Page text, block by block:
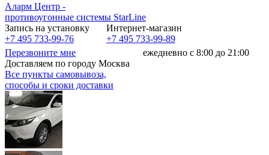
Аларм Центр -
противоугонные системы StarLine
Запись на установку
+7 495 733-99-76
Интернет-магазин
+7 495 733-99-89
Перезвоните мне
ежедневно с 8:00 до 21:00
Доставляем по городу Москва
Все пункты самовывоза,
способы и сроки доставки